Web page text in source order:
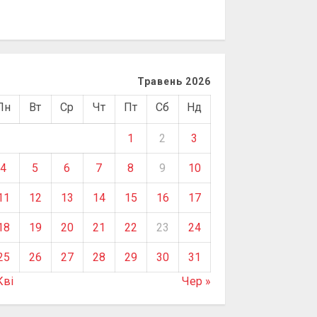
Травень 2026
Вт Ср Чт Пт Сб Нд
1 2 3
4 5 6 7 8 9 10
12 13 14 15 16 17
19 20 21 22 23 24
26 27 28 29 30
31
Чер »